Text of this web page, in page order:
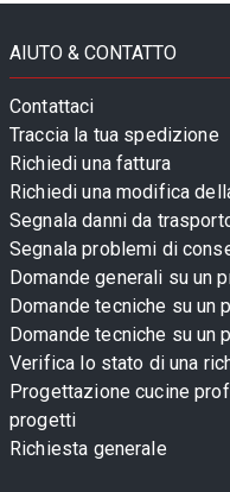
AIUTO & CONTATTO
Contattaci
Traccia la tua spedizione
Richiedi una fattura
Richiedi una modifica
Segnala danni da
Segnala problemi di
Domande generali su un
Domande tecniche su un
Domande tecniche su un
Verifica lo stato di una
Progettazione cucine
progetti
Richiesta generale